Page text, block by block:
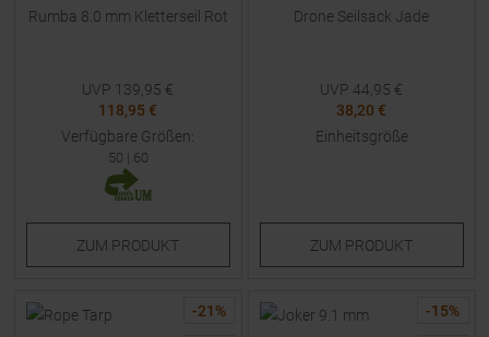
Rumba 8.0 mm Kletterseil Rot
UVP 139,95 €
118,95 €
Verfügbare Größen:
50 | 60
ZUM PRODUKT
Drone Seilsack Jade
UVP 44,95 €
38,20 €
Einheitsgröße
ZUM PRODUKT
-21 % -15%